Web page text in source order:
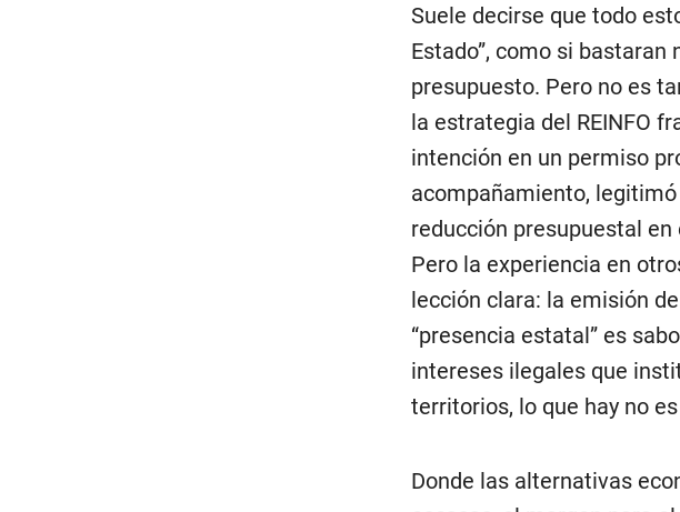
Suele decirse que todo
Estado”, como si
presupuesto. Pero no es
la estrategia del REINFO
intención en un permiso
acompañamiento,
reducción presupuestal
Pero la experiencia en
lección clara: la emisión
“presencia estatal” es
intereses ilegales que
territorios, lo que hay no
Donde las alternativas